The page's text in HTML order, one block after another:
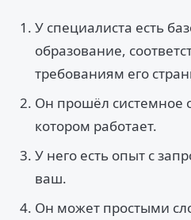
У специалиста есть
образование,
требованиям его
Он прошёл системное
котором работает.
У него есть опыт с
ваш.
Он может простыми